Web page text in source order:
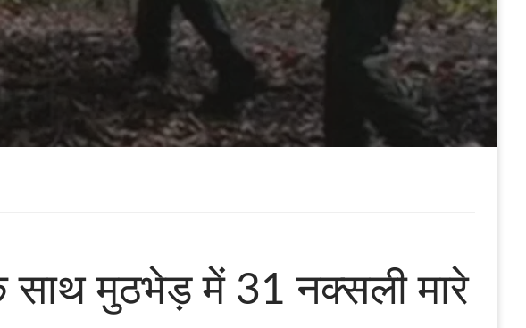
साथ मुठभेड़ में 31 नक्सली मारे